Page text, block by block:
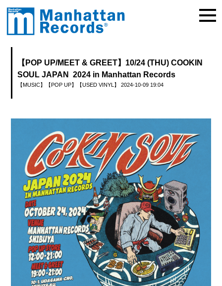
【POP UP/MEET & GREET】10/24 (THU) COOKIN
SOUL JAPAN 2024 in Manhattan Records
【MUSIC】 【POP UP】 【USED VINYL】 2024-10-09 19:04